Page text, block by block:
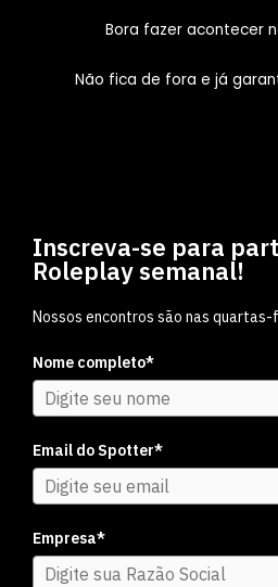
Bora fazer acontecer
Não fica de fora e já
Inscreva-se para
Roleplay semanal!
Nossos encontros são nas quartas-
Nome completo*
Email do Spotter*
Empresa*